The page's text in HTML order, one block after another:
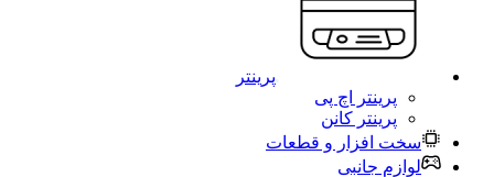
پرینتر
پرینتر اچ پی
پرینتر کانن
سخت افزار و قطعات
لوازم جانبی